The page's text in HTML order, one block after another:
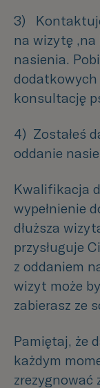
3)
na wizytę
nasienia.
dodatkowych
konsultację
4) Zostałeś
oddanie
Kwalifikacja
wypełnienie
dłuższa
przysługuje
z oddaniem
wizyt może
zabierasz ze
Pamiętaj, że
każdym
zrezygnować